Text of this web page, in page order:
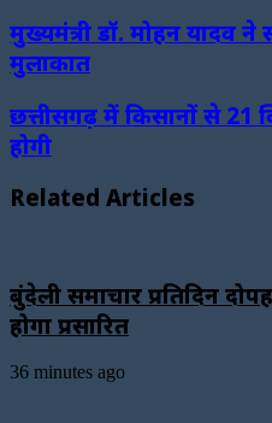
मुख्यमंत्री डॉ. मोहन यादव
मुलाकात
छत्तीसगढ़ में किसानों से 21
होगी
Related Articles
बुंदेली समाचार प्रतिदिन
होगा प्रसारित
36 minutes ago